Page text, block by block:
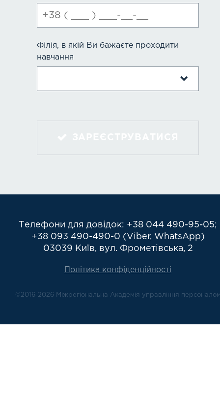
Філія, в якій Ви бажаєте проходити
навчання
Телефони для довідок: +38 044 490-95-05;
+38 093 490-490-0 (Viber, WhatsApp)
03039 Київ, вул. Фрометівська, 2
Політика конфіденційності
©2016-2026 Міжрегіональна Академія управління